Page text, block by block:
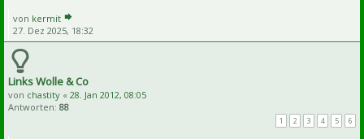
von kermit
27. Dez 2025, 18:32
Links Wolle & Co
von chastity « 28. Jan 2012, 08:05
Antworten: 88
1 2 3 4 5 6